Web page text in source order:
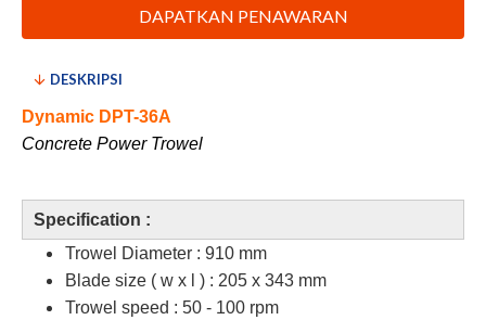
DAPATKAN PENAWARAN
DESKRIPSI
Dynamic DPT-36A
Concrete Power Trowel
Specification :
Trowel Diameter : 910 mm
Blade size ( w x l ) : 205 x 343 mm
Trowel speed : 50 - 100 rpm